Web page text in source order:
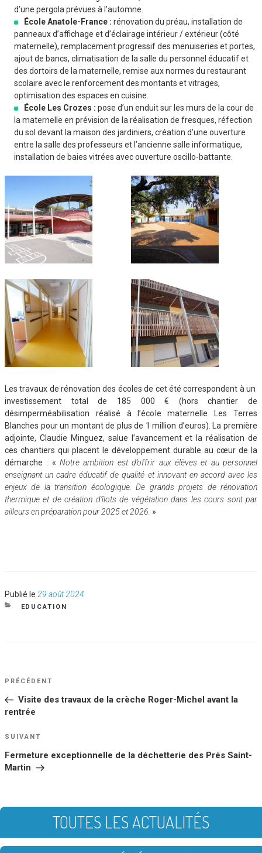
d’une pergola prévues à l’automne.
École Anatole-France : rénovation du préau, installation de
panneaux d’affichage et d’éclairage intérieur / extérieur (côté
maternelle), remplacement progressif des menuiseries et portes,
ajout de bancs, climatisation de la salle du personnel éducatif et
des dortoirs de la maternelle, remise aux normes du restaurant
scolaire avec le renforcement des montants et vitrages,
optimisation des espaces en cuisine.
École Les Crozes : pose d’un enduit sur les murs de la cour de
la maternelle en prévision de la réalisation de fresques, réfection
du sol devant la maison des jardiniers, création d’une ouverture
entre la salle des professeurs et l’ancienne salle informatique,
installation de baies vitrées avec ouverture oscillo-battante.
Les travaux de rénovation des écoles de cet été correspondent à un
investissement total de 185 000 € (hors chantier de
désimperméabilisation réalisé à l’école maternelle Les Terres
Blanches pour un montant de plus de 1 million d’euros). La première
adjointe, Claudie Minguez, salue l’avancement et la réalisation de
ces chantiers qui placent le développement durable au cœur de la
démarche : «Notre ambition est d’offrir aux élèves et au personnel
enseignant un cadre éducatif de qualité et innovant en accord avec les
enjeux de la transition écologique. De grands projets de rénovation
thermique et de création d’îlots de végétation dans les cours sont par
ailleurs en préparation pour 2025 et 2026. »
Publié le Publié
le
29 août 2024
CATÉGORIES
EDUCATION
NAVIGATION
DE
L’ARTICLE
Article
PRÉCÉDENT
Visite des travaux de la crèche Roger-Michel avant la
rentrée
Article
SUIVANT
Fermeture exceptionnelle de la déchetterie des Prés Saint-
Martin
TOUTES LES ACTUALITÉS